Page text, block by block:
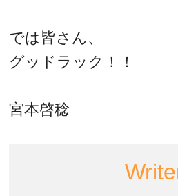
では皆さん、
グッドラック！！
宮本啓稔